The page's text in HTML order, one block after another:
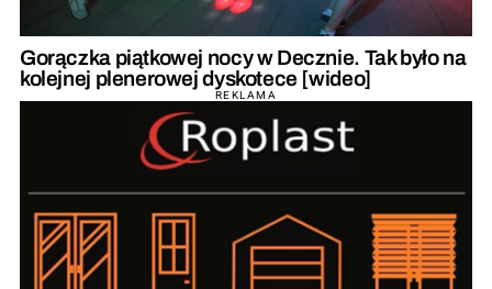
Gorączka piątkowej nocy w Decznie. Tak było na
kolejnej plenerowej dyskotece [wideo]
REKLAMA